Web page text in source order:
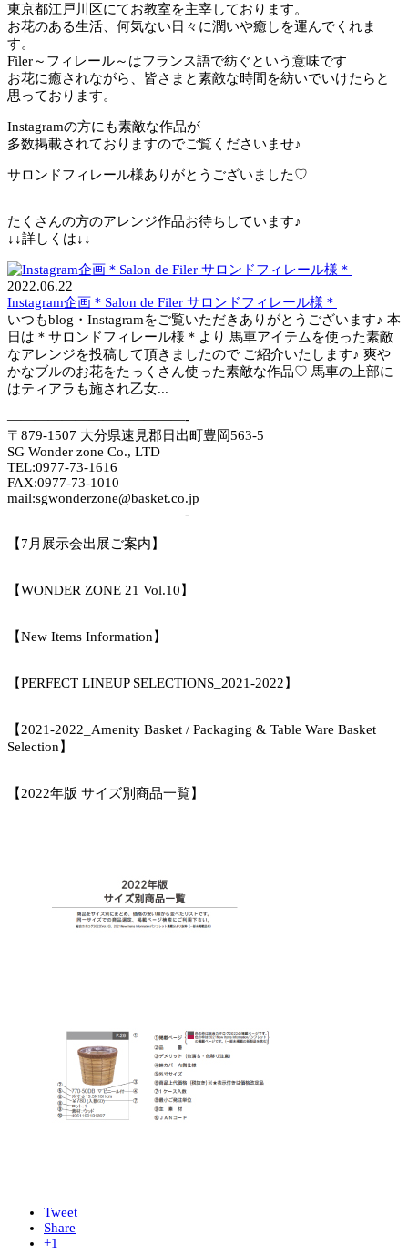
東京都江戸川区にてお教室を主宰しております。
お花のある生活、何気ない日々に潤いや癒しを運んでくれま
す。
Filer～フィレール～はフランス語で紡ぐという意味です
お花に癒されながら、皆さまと素敵な時間を紡いでいけたらと
思っております。
Instagramの方にも素敵な作品が
多数掲載されておりますのでご覧くださいませ♪
サロンドフィレール様ありがとうございました♡
たくさんの方のアレンジ作品お待ちしています♪
↓↓詳しくは↓↓
2022.06.22
Instagram企画＊Salon de Filer サロンドフィレール様＊
いつもblog・Instagramをご覧いただきありがとうございます♪ 本
日は＊サロンドフィレール様＊より 馬車アイテムを使った素敵
なアレンジを投稿して頂きましたので ご紹介いたします♪ 爽や
かなブルのお花をたっくさん使った素敵な作品♡ 馬車の上部に
はティアラも施され乙女...
—————————————-
〒879-1507 大分県速見郡日出町豊岡563-5
SG Wonder zone Co., LTD
TEL:0977-73-1616
FAX:0977-73-1010
mail:sgwonderzone@basket.co.jp
—————————————-
【7月展示会出展ご案内】
【WONDER ZONE 21 Vol.10】
【New Items Information】
【PERFECT LINEUP SELECTIONS_2021-2022】
【2021-2022_Amenity Basket / Packaging & Table Ware Basket
Selection】
【2022年版 サイズ別商品一覧】
Tweet
Share
+1